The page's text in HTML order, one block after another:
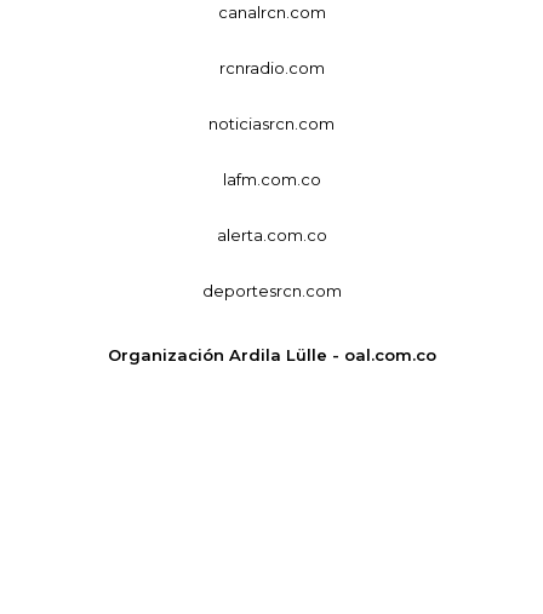
canalrcn.com
rcnradio.com
noticiasrcn.com
lafm.com.co
alerta.com.co
deportesrcn.com
Organización Ardila Lülle - oal.com.co